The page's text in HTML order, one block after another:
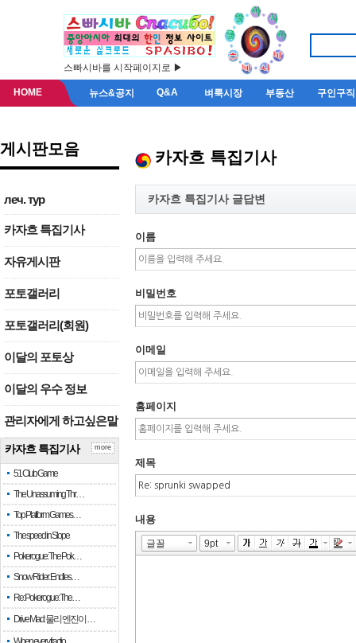
스빠시바를 시작페이지로 ▶
HOME 뉴스&공지 Q&A 벼룩시장 부동산 구인구직
게시판모음
леч. тур
카자흐 특집기사
자유게시판
포토갤러리
포토갤러리(회원)
이달의 포토상
이달의 우수 정보
관리자에게 하고싶은말
카자흐 특집기사
51 Club Game
The Unassuming Thr…
Top Platform Games…
The speed in Slope
Pokerogue: The Pok…
Snow Rider: Endles…
Re: Pokerogue: The…
Drive Mad: 물리 엔진이 …
more
카자흐 특집기사
카자흐 특집기사 글답변
이름
비밀번호
이메일
홈페이지
제목
내용